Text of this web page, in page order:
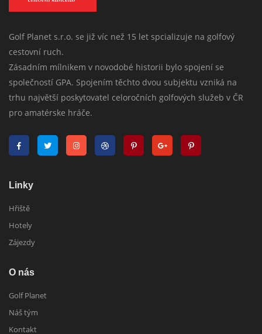
Golf Planet s.r.o. se již víc než 15 let spcializuje na golfový
cestovní ruch.
Zásadním mílnikem v novodobé historii bylo spojení se
společností GPA. Spojením těchto dvou subjektu vzniká na
trhu najvětší poskytovatel celoročních golfových služeb v ČR
pro amatérske hráče.
Linky
Hřiště
Hotely
Zájezdy
O nás
Golf Planet
Náš tým
Kontakt